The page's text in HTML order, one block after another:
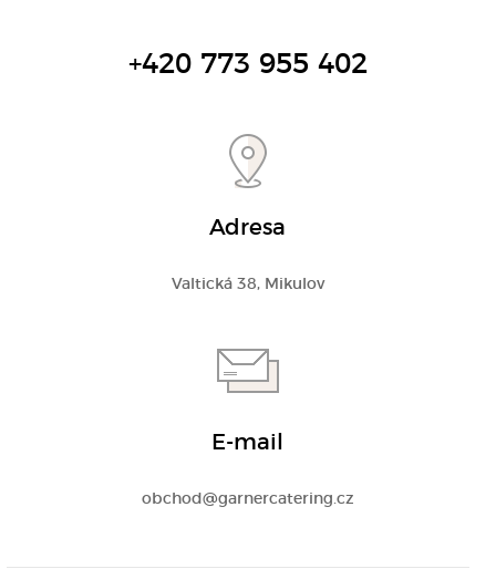
+420 773 955 402
Adresa
Valtická 38, Mikulov
E-mail
obchod@garnercatering.cz